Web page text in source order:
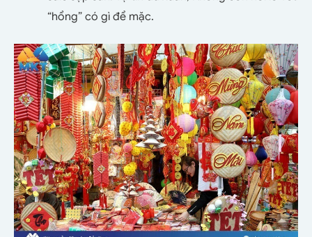
“hổng” có gì để mặc.